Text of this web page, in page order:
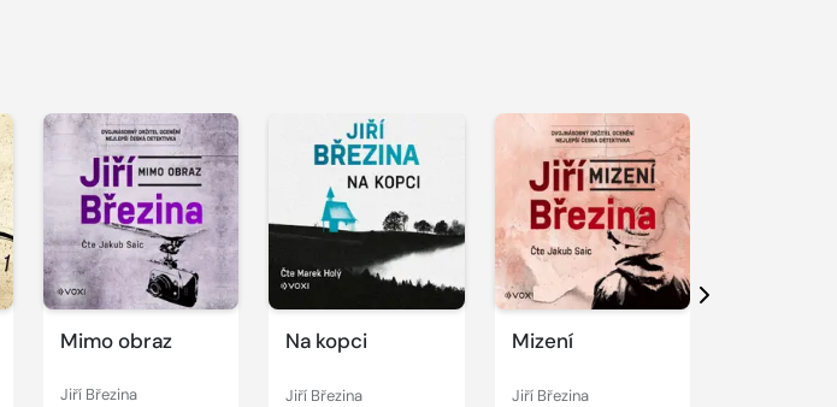
Mimo obraz
Jiří Březina
Přehrát
ukázku
Na kopci
Jiří Březina
Přehrát
Mizení
Jiří Březina
Přehrát
ukázku
Další